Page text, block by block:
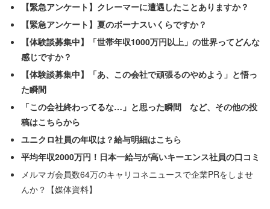
「デスクトップを買ったお客さんが『デスクが付いていな
い』とクレームしていました」
クレームを入れていたのは中年女性で、「騙された」と怒
っていたという。今と違いパソコンが一家に一台の時代な
【緊急アンケート】クレーマーに遭遇したことありますか？
【緊急アンケート】夏のボーナスいくらですか？
【体験談募集中】「世帯年収1000万円以上」の世界ってどんな
感じですか？
【体験談募集中】「あ、この会社で頑張るのやめよう」と悟っ
た瞬間
「この会社終わってるな…」と思った瞬間 など、その他の投
稿はこちらから
ユニクロ社員の年収は？給与明細はこちら
平均年収2000万円！日本一給与が高いキーエンス社員の口コミ
メルマガ会員数64万のキャリコネニュースで企業PRをしませ
んか？【媒体資料】